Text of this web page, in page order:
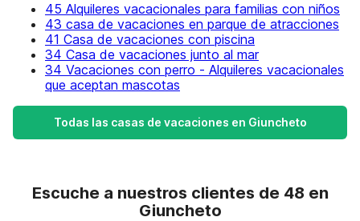
45 Alquileres vacacionales para familias con niños
43 casa de vacaciones en parque de atracciones
41 Casa de vacaciones con piscina
34 Casa de vacaciones junto al mar
34 Vacaciones con perro - Alquileres vacacionales
que aceptan mascotas
Todas las casas de vacaciones en Giuncheto
Escuche a nuestros clientes de 48 en
Giuncheto